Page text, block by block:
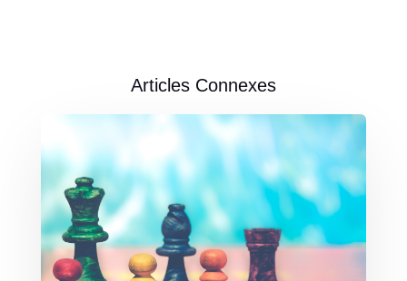
Articles Connexes